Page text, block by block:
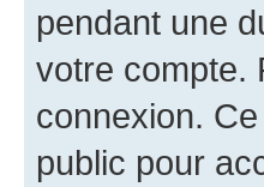
pendant une
votre compte.
connexion.
public pour